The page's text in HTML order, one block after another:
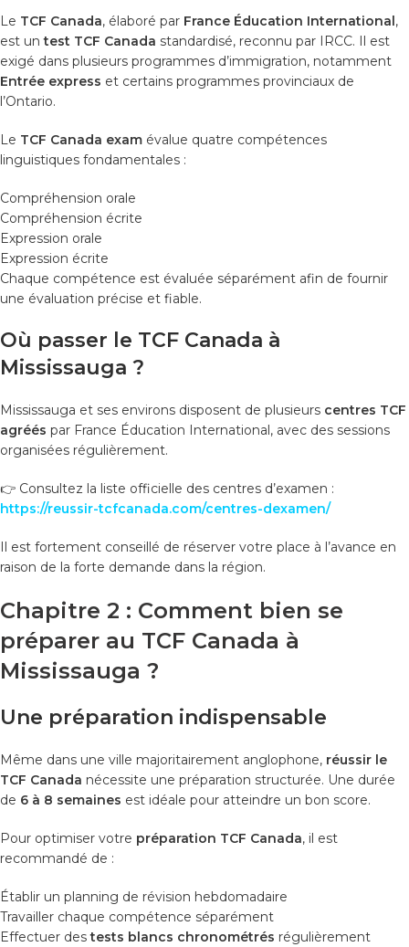
Le TCF Canada, élaboré par France Éducation International,
est untest TCF Canada standardisé, reconnu par IRCC. Il est
exigé dans plusieurs programmes d’immigration, notamment
Entrée express et certains programmes provinciaux de
l’Ontario.
Le TCF Canada exam évalue quatre compétences
linguistiques fondamentales :
Compréhension orale
Compréhension écrite
Expression orale
Expression écrite
Chaque compétence est évaluée séparément afin de fournir
une évaluation précise et fiable.
Où passer le TCF Canada à
Mississauga ?
Mississauga et ses environs disposent de plusieurs centres TCF
agréés par France Éducation International, avec des sessions
organisées régulièrement.
👉 Consultez la liste officielle des centres d’examen :
https://reussir-tcfcanada.com/centres-dexamen/
Il est fortement conseillé de réserver votre place à l’avance en
raison de la forte demande dans la région.
Chapitre 2 : Comment bien se
préparer au TCF Canada à
Mississauga ?
Une préparation indispensable
Même dans une ville majoritairement anglophone, réussir le
TCF Canada nécessite une préparation structurée. Une durée
de 6 à 8 semaines est idéale pour atteindre un bon score.
Pour optimiser votre préparation TCF Canada, il est
recommandé de :
Établir un planning de révision hebdomadaire
Travailler chaque compétence séparément
Effectuer destests blancs chronométrés régulièrement